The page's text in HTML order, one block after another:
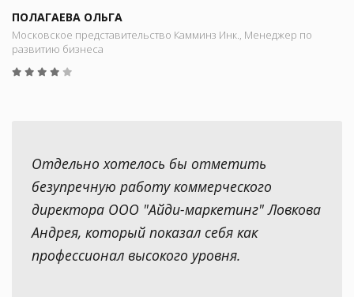
ПОЛАГАЕВА ОЛЬГА
Московское представительство Камминз Инк., Менеджер по
развитию бизнеса
Отдельно хотелось бы отметить
безупречную работу коммерческого
директора ООО "Айди-маркетинг" Ловкова
Андрея, который показал себя как
профессионал высокого уровня.